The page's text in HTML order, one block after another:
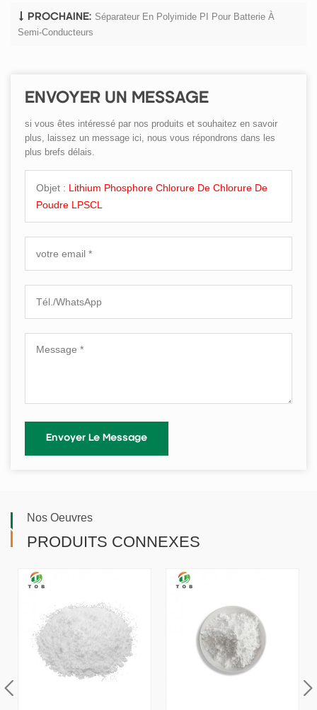
PROCHAINE: Séparateur En Polyimide PI Pour Batterie À
Semi-Conducteurs
ENVOYER UN MESSAGE
si vous êtes intéressé par nos produits et souhaitez en savoir
plus, laissez un message ici, nous vous répondrons dans les
plus brefs délais.
Objet : Lithium Phosphore Chlorure De Chlorure De
Poudre LPSCL
Nos Oeuvres
PRODUITS CONNEXES